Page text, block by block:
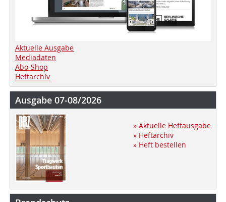
Aktuelle Ausgabe
Mediadaten
Abo-Shop
Heftarchiv
Ausgabe 07-08/2026
» Aktuelle Heftausgabe
» Heftarchiv
» Heft bestellen